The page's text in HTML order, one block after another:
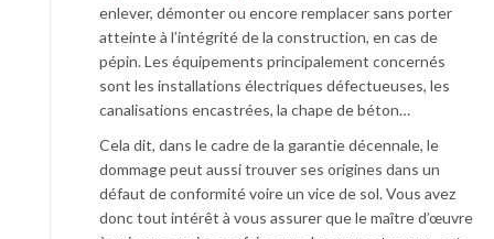
enlever, démonter ou encore remplacer sans porter
atteinte à l’intégrité de la construction, en cas de
pépin. Les équipements principalement concernés
sont les installations électriques défectueuses, les
canalisations encastrées, la chape de béton…
Cela dit, dans le cadre de la garantie décennale, le
dommage peut aussi trouver ses origines dans un
défaut de conformité voire un vice de sol. Vous avez
donc tout intérêt à vous assurer que le maître d’œuvre